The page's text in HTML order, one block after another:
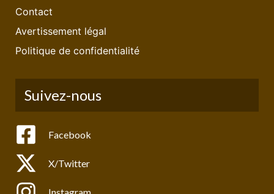
Contact
Avertissement légal
Politique de confidentialité
Suivez-nous
Facebook
X/Twitter